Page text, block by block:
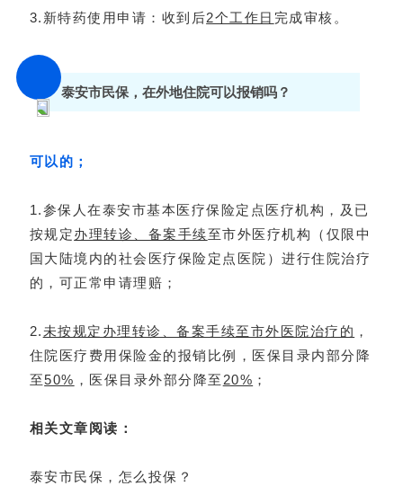
3.新特药使用申请：收到后2个工作日 完成审核。
泰安市民保，在外地住院可以报销吗？
可以的；
1.参保人在泰安市基本医疗保险定点医疗机构，及已
按规定办理转诊、备案手续至市外医疗机构（仅限中
国大陆境内的社会医疗保险定点医院）进行住院治疗
的，可正常申请理赔；
2.未按规定办理转诊、备案手续至市外医院治疗的 ，
住院医疗费用保险金的报销比例，医保目录内部分降
至50% ，医保目录外部分降至 20% ；
相关文章阅读：
泰安市民保，怎么投保？